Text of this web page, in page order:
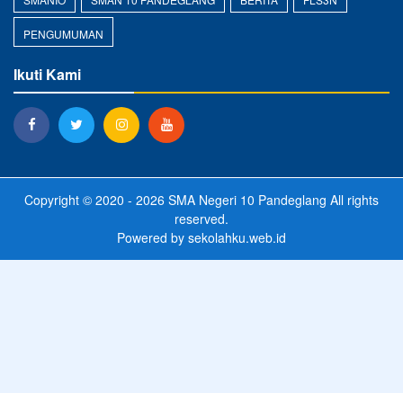
PENGUMUMAN
Ikuti Kami
Copyright © 2020 - 2026 SMA Negeri 10 Pandeglang All rights
reserved.
Powered by sekolahku.web.id